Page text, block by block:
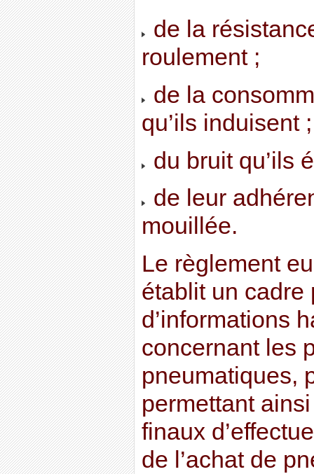
de la
roulement ;
de la
qu’ils induisent ;
du bruit qu’ils
de leur
mouillée.
Le règlement
établit un cadre
d’informations
concernant les
pneumatiques,
permettant
finaux
de l’achat de